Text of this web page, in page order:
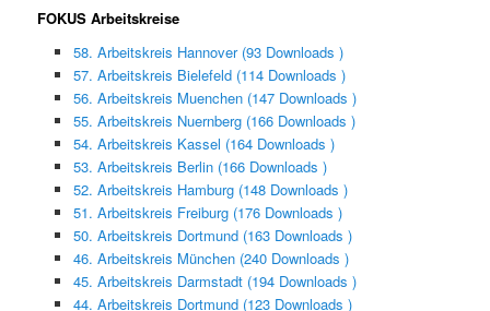
FOKUS Arbeitskreise
58. Arbeitskreis Hannover (93 Downloads )
57. Arbeitskreis Bielefeld (114 Downloads )
56. Arbeitskreis Muenchen (147 Downloads )
55. Arbeitskreis Nuernberg (166 Downloads )
54. Arbeitskreis Kassel (164 Downloads )
53. Arbeitskreis Berlin (166 Downloads )
52. Arbeitskreis Hamburg (148 Downloads )
51. Arbeitskreis Freiburg (176 Downloads )
50. Arbeitskreis Dortmund (163 Downloads )
46. Arbeitskreis München (240 Downloads )
45. Arbeitskreis Darmstadt (194 Downloads )
44. Arbeitskreis Dortmund (123 Downloads )